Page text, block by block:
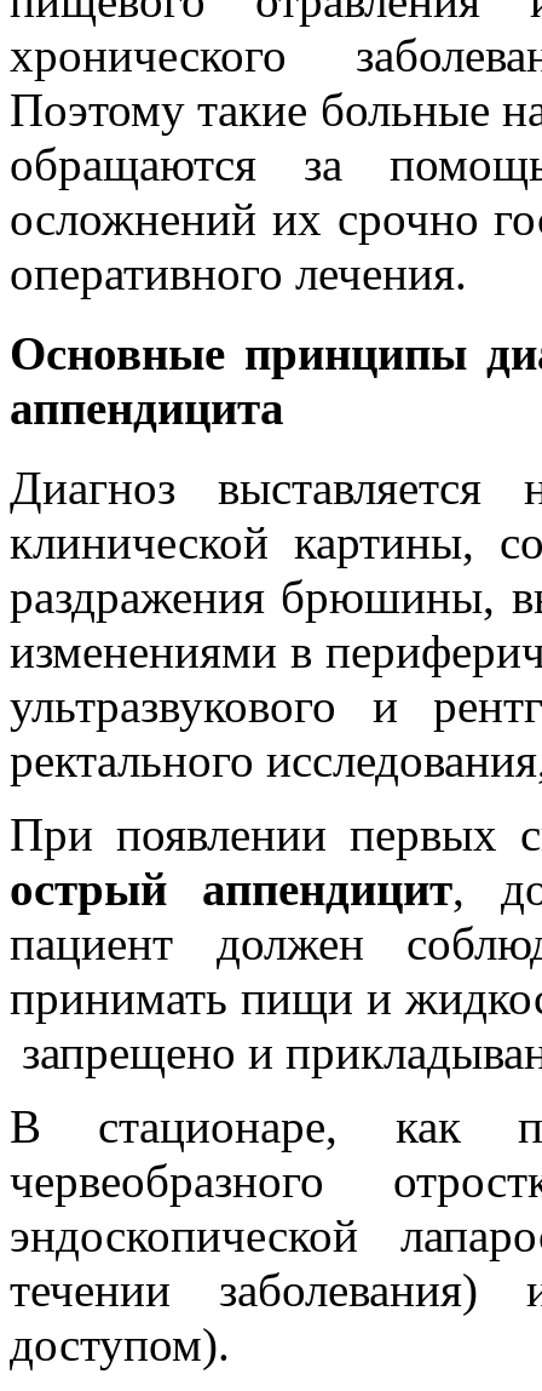
хронического
Поэтому такие больные
обращаются за
осложнений их срочно
оперативного лечения.
Основные принципы
аппендицита
Диагноз выставляется
клинической картины,
раздражения брюшины,
изменениями в
ультразвукового и
ректального
При появлении первых
острый аппендицит,
пациент должен
принимать пищи и
запрещено и
В стационаре, как
червеобразного
эндоскопической
течении
доступом).